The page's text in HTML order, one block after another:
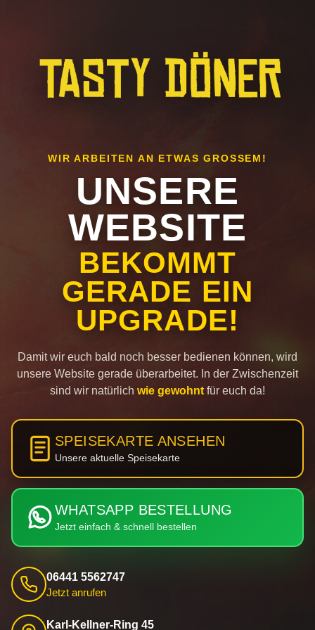
WIR ARBEITEN AN ETWAS GROSSEM!
UNSERE
WEBSITE
BEKOMMT
GERADE EIN
UPGRADE!
Damit wir euch bald noch besser bedienen können, wird
unsere Website gerade überarbeitet. In der Zwischenzeit
sind wir natürlich wie gewohnt für euch da!
SPEISEKARTE ANSEHEN
Unsere aktuelle Speisekarte
WHATSAPP BESTELLUNG
Jetzt einfach & schnell bestellen
06441 5562747
Jetzt anrufen
Karl-Kellner-Ring 45